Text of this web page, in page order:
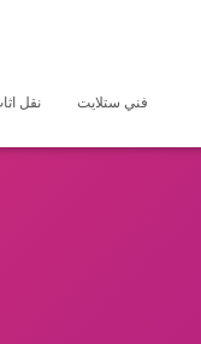
فني ستلايت نقل